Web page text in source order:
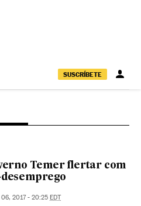
SUSCRÍBETE
Temer flertar com
06, 2017 - 20:25 EDT